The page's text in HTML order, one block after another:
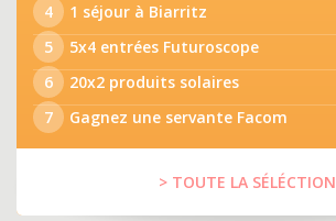
4
1 séjour à Biarritz
5
5x4 entrées Futuroscope
6
20x2 produits solaires
7
Gagnez une servante Facom
> TOUTE LA SÉLÉCTION